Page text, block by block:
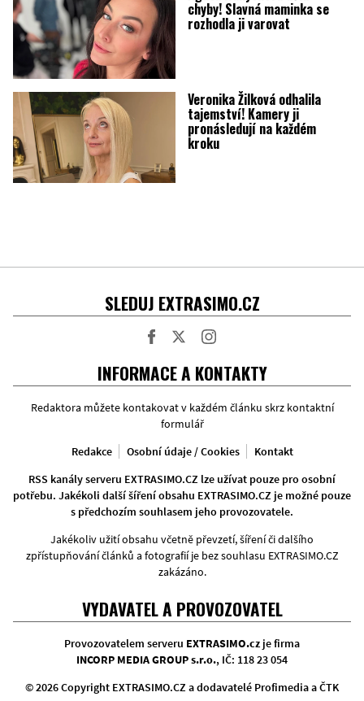
chyby! Slavná maminka se
rozhodla ji varovat
Veronika Žilková odhalila
tajemství! Kamery ji
pronásledují na každém
kroku
SLEDUJ EXTRASIMO.CZ
INFORMACE A KONTAKTY
Redaktora můžete kontakovat v každém článku skrz kontaktní
formulář
Redakce
Osobní údaje / Cookies
Kontakt
RSS kanály serveru EXTRASIMO.CZ lze užívat pouze pro osobní
potřebu. Jakékoli další šíření obsahu EXTRASIMO.CZ je možné pouze
s předchozím souhlasem jeho provozovatele.
Jakékoliv užití obsahu včetně převzetí, šíření či dalšího
zpřístupňování článků a fotografií je bez souhlasu EXTRASIMO.CZ
zakázáno.
VYDAVATEL A PROVOZOVATEL
Provozovatelem serveru EXTRASIMO.czje firma
INCORP MEDIA GROUP s.r.o., IČ: 118 23 054
© 2026 Copyright EXTRASIMO.CZ a dodavatelé Profimedia a ČTK